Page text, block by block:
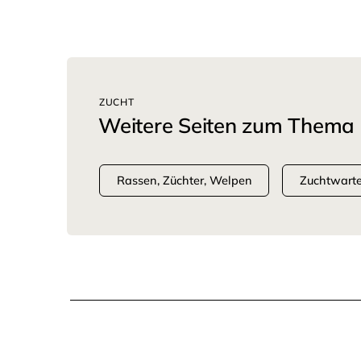
ZUCHT
Weitere Seiten zum Thema
Rassen, Züchter, Welpen